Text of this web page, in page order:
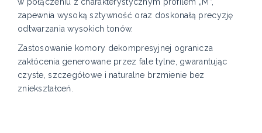
zapewnia wysoką sztywność oraz doskonałą precyzję
odtwarzania wysokich tonów.
Zastosowanie komory dekompresyjnej ogranicza
zakłócenia generowane przez fale tylne, gwarantując
czyste, szczegółowe i naturalne brzmienie bez
zniekształceń.